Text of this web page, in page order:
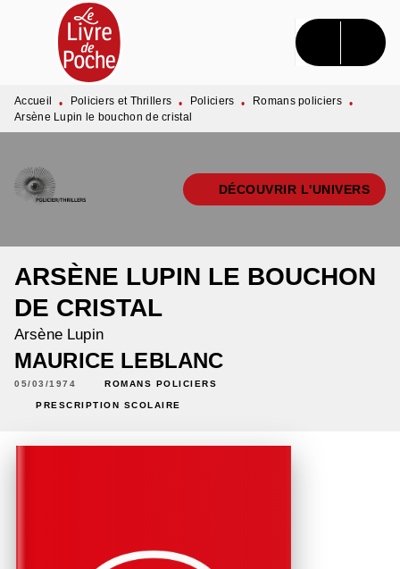
MENU RECHERCHE CONTENU
PIED DE PAGE
Accueil • Policiers et Thrillers • Policiers • Romans policiers •
Arsène Lupin le bouchon de cristal
DÉCOUVRIR L'UNIVERS
ARSÈNE LUPIN LE BOUCHON
DE CRISTAL
Arsène Lupin
MAURICE LEBLANC
05/03/1974 ROMANS POLICIERS
PRESCRIPTION SCOLAIRE